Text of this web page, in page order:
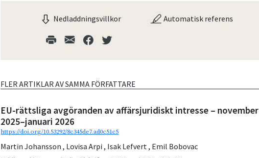
Nedladdningsvillkor Automatisk referens
FLER ARTIKLAR AV SAMMA FÖRFATTARE
EU-rättsliga avgöranden av affärsjuridiskt intresse – november
2025–januari 2026
https://doi.org/10.53292/8c345de7.ad0c51c5
Martin Johansson, Lovisa Arpi, Isak Lefvert, Emil Bobovac